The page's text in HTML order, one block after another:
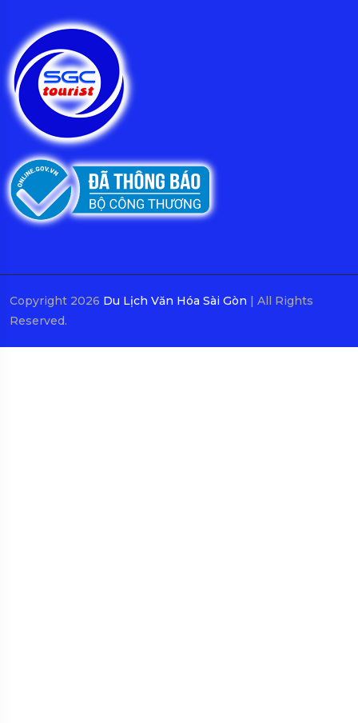
Copyright 2026 Du Lịch Văn Hóa Sài Gòn
| All Rights
Reserved.